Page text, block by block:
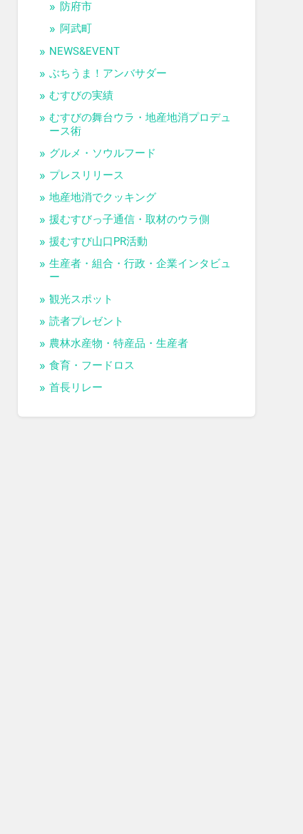
防府市
阿武町
NEWS&EVENT
ぶちうま！アンバサダー
むすびの実績
むすびの舞台ウラ・地産地消プロデュ
ース術
グルメ・ソウルフード
プレスリリース
地産地消でクッキング
援むすびっ子通信・取材のウラ側
援むすび山口PR活動
生産者・組合・行政・企業インタビュ
ー
観光スポット
読者プレゼント
農林水産物・特産品・生産者
食育・フードロス
首長リレー